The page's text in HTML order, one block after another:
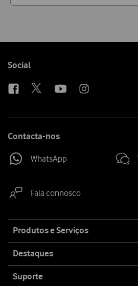
Follow
Social
Contacta-nos
WhatsApp
Fala connosco
map
Produtos e Serviços
Destaques
Suporte